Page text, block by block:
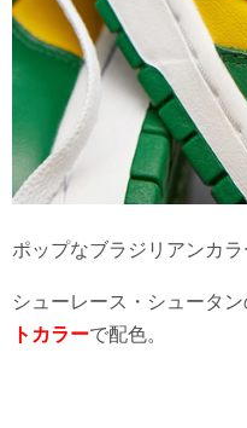
ポップなブラジリアンカラ
シューレース・シュータ
トカラーで配色。